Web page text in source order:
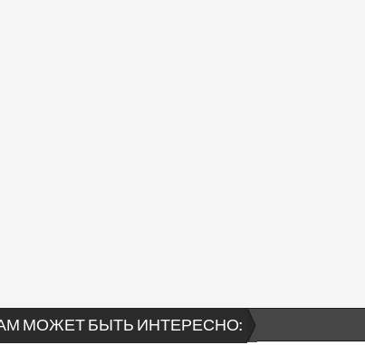
МОЖЕТ БЫТЬ ИНТЕРЕСНО: